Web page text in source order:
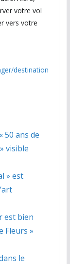
votre vol
vers votre
destination
50 ans de
visible
» est
est bien
Fleurs »
le